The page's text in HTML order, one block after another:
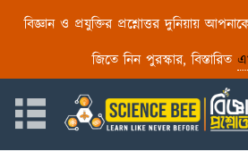
বিজ্ঞান ও প্রযুক্তির প্রশ্নোত্তর দুনিয়ায়
জিতে নিন পুরস্কার, বিস্তারিত